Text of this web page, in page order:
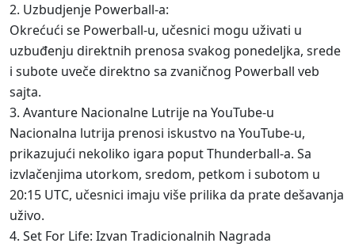
Uzbudjenje Powerball-a:
Okrećući se Powerball-u, učesnici mogu uživati u
uzbuđenju direktnih prenosa svakog ponedeljka, srede
i subote uveče direktno sa zvaničnog Powerball veb
sajta.
Avanture Nacionalne Lutrije na YouTube-u
Nacionalna lutrija prenosi iskustvo na YouTube-u,
prikazujući nekoliko igara poput Thunderball-a. Sa
izvlačenjima utorkom, sredom, petkom i subotom u
20:15 UTC, učesnici imaju više prilika da prate dešavanja
uživo.
Set For Life: Izvan Tradicionalnih Nagrada